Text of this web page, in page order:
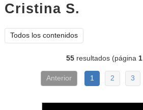
Cristina S.
Todos los contenidos
55 resultados (página1
Anterior 1 2 3